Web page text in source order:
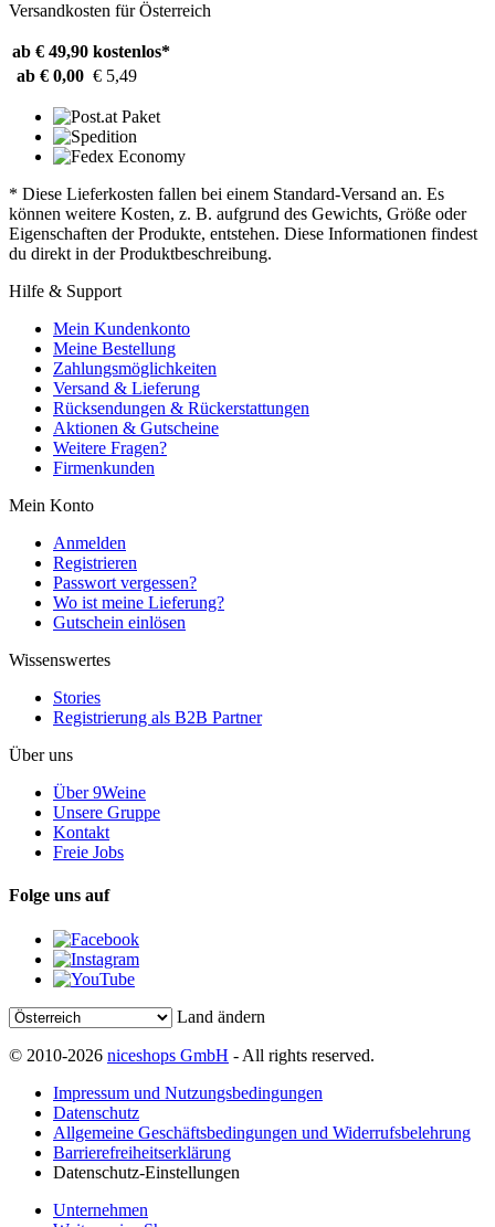
Versandkosten für Österreich
ab € 49,90 kostenlos*
ab € 0,00 € 5,49
* Diese Lieferkosten fallen bei einem Standard-Versand an. Es
können weitere Kosten, z. B. aufgrund des Gewichts, Größe oder
Eigenschaften der Produkte, entstehen. Diese Informationen findest
du direkt in der Produktbeschreibung.
Hilfe & Support
Mein Kundenkonto
Meine Bestellung
Zahlungsmöglichkeiten
Versand & Lieferung
Rücksendungen & Rückerstattungen
Aktionen & Gutscheine
Weitere Fragen?
Firmenkunden
Mein Konto
Anmelden
Registrieren
Passwort vergessen?
Wo ist meine Lieferung?
Gutschein einlösen
Wissenswertes
Stories
Registrierung als B2B Partner
Über uns
Über 9Weine
Unsere Gruppe
Kontakt
Freie Jobs
Folge uns auf
Land ändern
© 2010-2026 niceshops GmbH - All rights reserved.
Impressum und Nutzungsbedingungen
Datenschutz
Allgemeine Geschäftsbedingungen und Widerrufsbelehrung
Barrierefreiheitserklärung
Datenschutz-Einstellungen
Unternehmen